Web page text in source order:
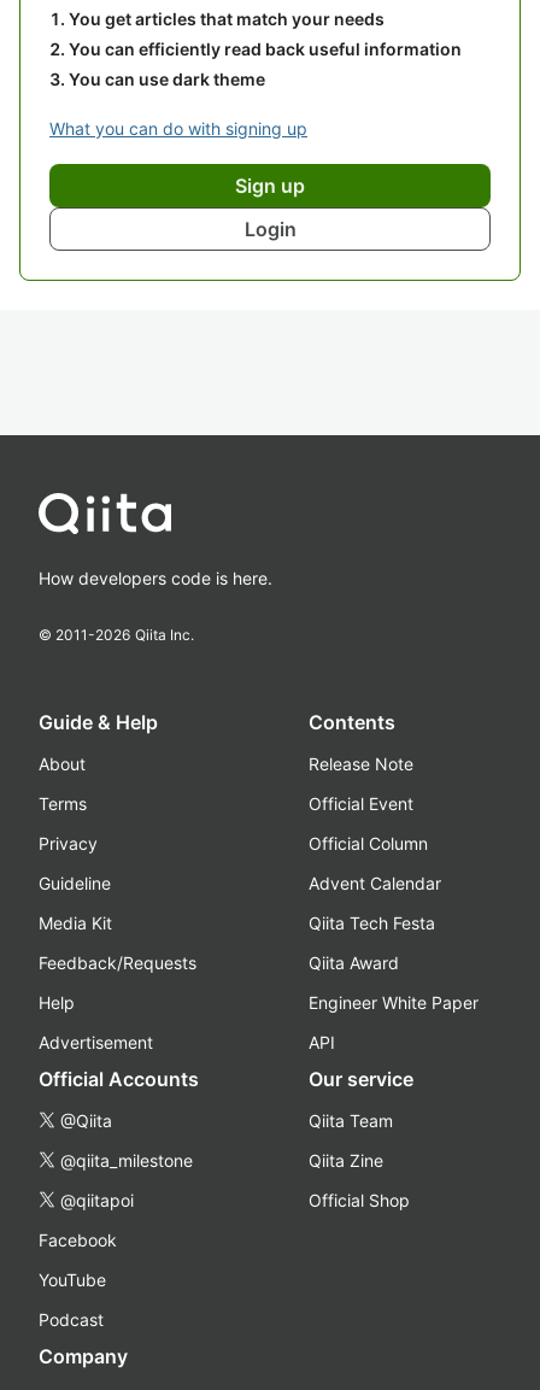
You get articles that match your needs
You can efficiently read back useful information
You can use dark theme
What you can do with signing up
Sign up
Login
How developers code is here.
© 2011-2026 Qiita Inc.
Guide & Help
About
Terms
Privacy
Guideline
Media Kit
Feedback/Requests
Help
Advertisement
Contents
Release Note
Official Event
Official Column
Advent Calendar
Qiita Tech Festa
Qiita Award
Engineer White Paper
API
Official Accounts
@Qiita
@qiita_milestone
@qiitapoi
Facebook
YouTube
Podcast
Our service
Qiita Team
Qiita Zine
Official Shop
Company